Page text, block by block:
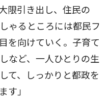
限引き出し、住民の
ゃるところには都民フ
を向けていく。子育て
など、一人ひとりの生
て、しっかりと都政を
す」